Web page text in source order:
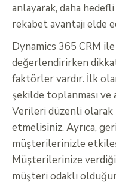
anlayarak, daha
rekabet avantajı elde
Dynamics 365 CRM
değerlendirirken
faktörler vardır. İlk
şekilde toplanması
Verileri düzenli
etmelisiniz. Ayrıca,
müşterilerinizle
Müşterilerinize
müşteri odaklı